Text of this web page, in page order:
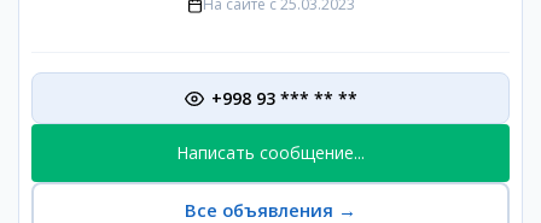
На сайте с 25.03.2023
+998 93 *** ** **
Написать сообщение...
Все объявления →